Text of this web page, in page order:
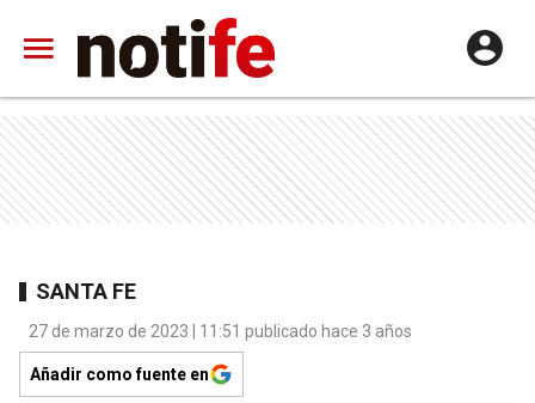
SANTA FE
27 de marzo de 2023 | 11:51 publicado hace 3 años
Añadir como fuente en